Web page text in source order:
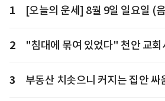
1 [오늘의 운세] 8월 9일 일요일 (
2 "침대에 묶여 있었다" 천안 교회
3 부동산 치솟으니 커지는 집안 싸